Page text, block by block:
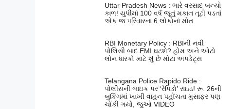
Uttar Pradesh News : ભારે વરસાદ બન્યો
કાળ! યુપીમાં 100 વર્ષ જૂનું મકાન તૂટી પડતાં
એક જ પરિવારના 6 લોકોનાં મોત
RBI Monetary Policy : RBIની નવી
પોલિસી બાદ EMI ઘટશે? હોમ અને ઓટો
લોન ધારકો માટે શું છે મોટા અપડેટ્સ
Telangana Police Rapido Ride :
પોલીસની બાઇક પર ‘રેપિડો’ રાઇડ! રૂ. 26ની
બુકિંગમાં ખાખી વાહન પહોંચતા મુસાફર પણ
ચોંકી ગયો, જુઓ VIDEO